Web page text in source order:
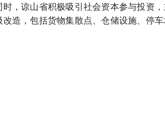
，谅山省积极吸引社会资本参与投资
造，包括货物集散点、仓储设施、停